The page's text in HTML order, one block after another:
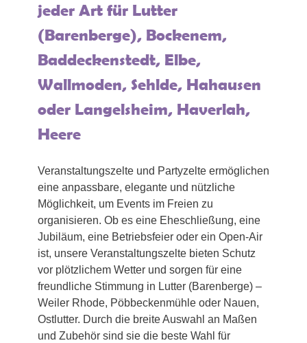
jeder Art für Lutter
(Barenberge), Bockenem,
Baddeckenstedt, Elbe,
Wallmoden, Sehlde, Hahausen
oder Langelsheim, Haverlah,
Heere
Veranstaltungszelte und Partyzelte ermöglichen
eine anpassbare, elegante und nützliche
Möglichkeit, um Events im Freien zu
organisieren. Ob es eine Eheschließung, eine
Jubiläum, eine Betriebsfeier oder ein Open-Air
ist, unsere Veranstaltungszelte bieten Schutz
vor plötzlichem Wetter und sorgen für eine
freundliche Stimmung in Lutter (Barenberge) –
Weiler Rhode, Pöbbeckenmühle oder Nauen,
Ostlutter. Durch die breite Auswahl an Maßen
und Zubehör sind sie die beste Wahl für